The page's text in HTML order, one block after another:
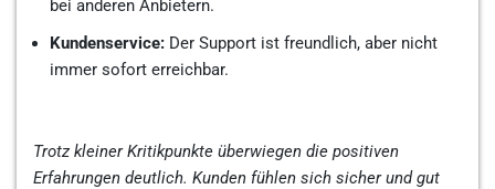
bei anderen Anbietern.
Kundenservice: Der Support ist freundlich, aber nicht
immer sofort erreichbar.
Trotz kleiner Kritikpunkte überwiegen die positiven
Erfahrungen deutlich. Kunden fühlen sich sicher und gut